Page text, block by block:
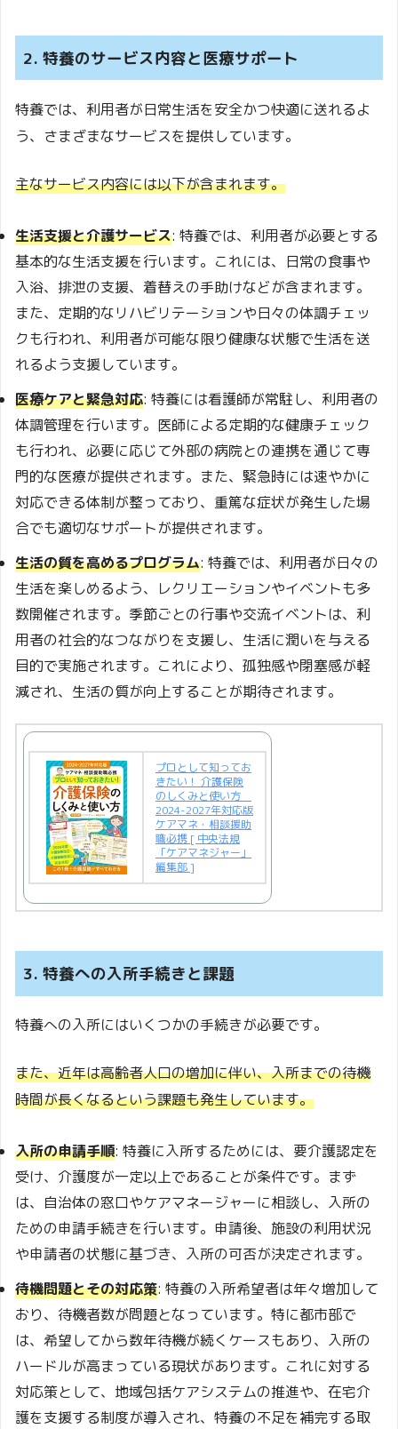
2. 特養のサービス内容と医療サポート
特養では、利用者が日常生活を安全かつ快適に送れるよ
う、さまざまなサービスを提供しています。
主なサービス内容には以下が含まれます。
生活支援と介護サービス: 特養では、利用者が必要とする
基本的な生活支援を行います。これには、日常の食事や
入浴、排泄の支援、着替えの手助けなどが含まれます。
また、定期的なリハビリテーションや日々の体調チェッ
クも行われ、利用者が可能な限り健康な状態で生活を送
れるよう支援しています。
医療ケアと緊急対応: 特養には看護師が常駐し、利用者の
体調管理を行います。医師による定期的な健康チェック
も行われ、必要に応じて外部の病院との連携を通じて専
門的な医療が提供されます。また、緊急時には速やかに
対応できる体制が整っており、重篤な症状が発生した場
合でも適切なサポートが提供されます。
生活の質を高めるプログラム: 特養では、利用者が日々の
生活を楽しめるよう、レクリエーションやイベントも多
数開催されます。季節ごとの行事や交流イベントは、利
用者の社会的なつながりを支援し、生活に潤いを与える
目的で実施されます。これにより、孤独感や閉塞感が軽
減され、生活の質が向上することが期待されます。
プロとして知ってお
きたい！ 介護保険
のしくみと使い方
2024-2027年対応版
ケアマネ・相談援助
職必携 [ 中央法規
「ケアマネジャー」
編集部 ]
3. 特養への入所手続きと課題
特養への入所にはいくつかの手続きが必要です。
また、近年は高齢者人口の増加に伴い、入所までの待機
時間が長くなるという課題も発生しています。
入所の申請手順: 特養に入所するためには、要介護認定を
受け、介護度が一定以上であることが条件です。まず
は、自治体の窓口やケアマネージャーに相談し、入所の
ための申請手続きを行います。申請後、施設の利用状況
や申請者の状態に基づき、入所の可否が決定されます。
待機問題とその対応策: 特養の入所希望者は年々増加して
おり、待機者数が問題となっています。特に都市部で
は、希望してから数年待機が続くケースもあり、入所の
ハードルが高まっている現状があります。これに対する
対応策として、地域包括ケアシステムの推進や、在宅介
護を支援する制度が導入され、特養の不足を補完する取